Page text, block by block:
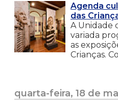
Agenda
das
A Unidade
variada
as
Crianças.
quarta-feira, 18 de